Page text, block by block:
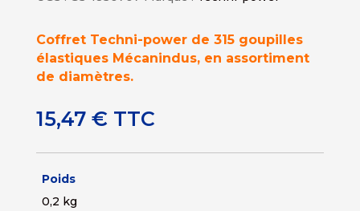
Coffret Techni-power de 315 goupilles
élastiques Mécanindus, en assortiment
de diamètres.
15,47 € TTC
Poids
0,2 kg